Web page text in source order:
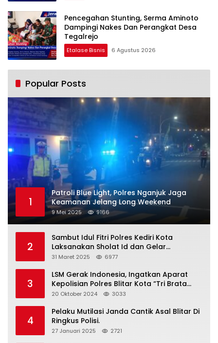
Pencegahan Stunting, Serma Aminoto
Dampingi Nakes Dan Perangkat Desa
Tegalrejo
Etalase Bisnis 6 Agustus 2026
Popular Posts
1
Patroli Blue Light, Polres Nganjuk Jaga
Keamanan Jelang Long Weekend
9 Mei 2025 9166
2
Sambut Idul Fitri Polres Kediri Kota
Laksanakan Sholat Id dan Gelar
Halalbihalal
31 Maret 2025 6977
3
LSM Gerak Indonesia, Ingatkan Aparat
Kepolisian Polres Blitar Kota “Tri Brata
Polri” Harus Diamalkan
20 Oktober 2024 3033
4
Pelaku Mutilasi Janda Cantik Asal Blitar Di
Ringkus Polisi.
27 Januari 2025 2721